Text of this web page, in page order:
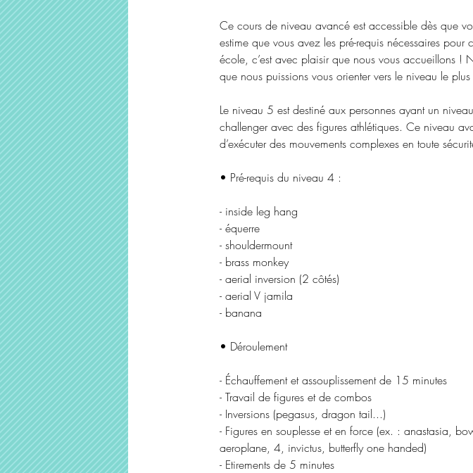
Ce cours de niveau avancé est accessible dès que
estime que vous avez les pré-requis nécessaires pour
école, c’est avec plaisir que nous vous accueillons !
que nous puissions vous orienter vers le niveau le
Le niveau 5 est destiné aux personnes ayant un
challenger avec des figures athlétiques. Ce niveau
d’exécuter des mouvements complexes en toute
• Pré-requis du niveau 4 :
- inside leg hang
- équerre
- shouldermount
- brass monkey
- aerial inversion (2 côtés)
- aerial V jamila
- banana
• Déroulement
- Échauffement et assouplissement de 15 minutes
- Travail de figures et de combos
- Inversions (pegasus, dragon tail...)
- Figures en souplesse et en force (ex. : anastasia,
aeroplane, 4, invictus, butterfly one handed)
- Etirements de 5 minutes